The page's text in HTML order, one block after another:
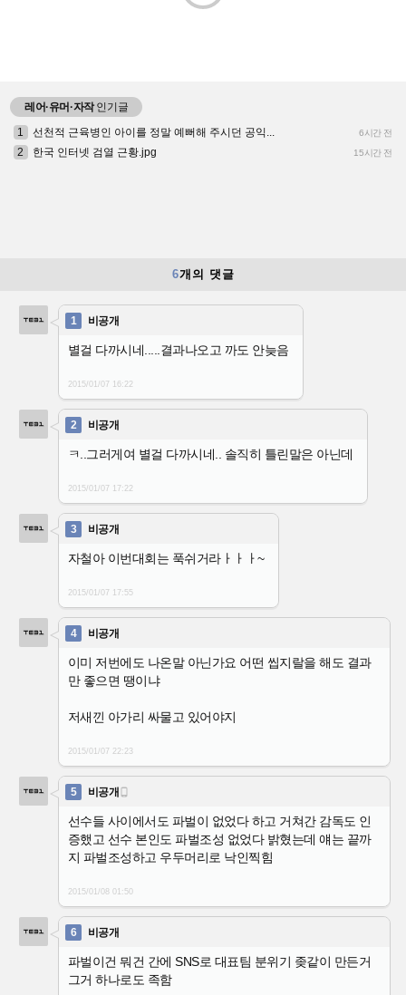
레어·유머·자작인기글
1
선천적 근육병인 아이를 정말 예뻐해 주시던 공익... 6시간 전
2 한국 인터넷 검열 근황.jpg 15시간 전
6개의 댓글
1 비공개
별걸 다까시네.....결과나오고 까도 안늦음
2015/01/0716:22
2 비공개
ㅋ..그러게여 별걸 다까시네.. 솔직히 틀린말은 아닌데
2015/01/0717:22
3 비공개
자철아 이번대회는 푹쉬거라ㅏㅏㅏ~
2015/01/0717:55
4 비공개
이미 저번에도 나온말 아닌가요 어떤 씹지랄을 해도 결과
만 좋으면 땡이냐
저새낀 아가리 싸물고 있어야지
2015/01/0722:23
5 비공개 
선수들 사이에서도 파벌이 없었다 하고 거쳐간 감독도 인
증했고 선수 본인도 파벌조성 없었다 밝혔는데 얘는 끝까
지 파벌조성하고 우두머리로 낙인찍힘
2015/01/08 01:50
6 비공개
파벌이건 뭐건 간에 SNS로 대표팀 분위기 좆같이 만든거
그거 하나로도 족함